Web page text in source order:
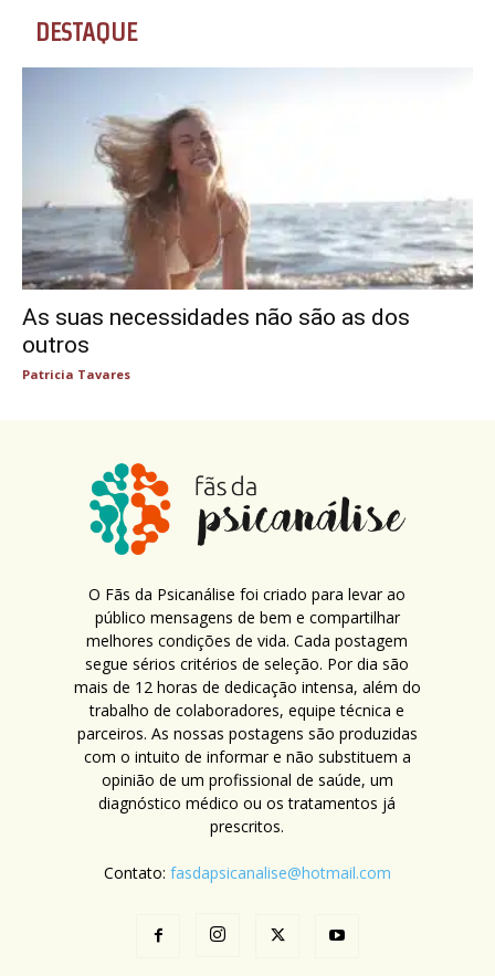
DESTAQUE
As suas necessidades não são as dos
outros
Patricia Tavares
O Fãs da Psicanálise foi criado para levar ao
público mensagens de bem e compartilhar
melhores condições de vida. Cada postagem
segue sérios critérios de seleção. Por dia são
mais de 12 horas de dedicação intensa, além do
trabalho de colaboradores, equipe técnica e
parceiros. As nossas postagens são produzidas
com o intuito de informar e não substituem a
opinião de um profissional de saúde, um
diagnóstico médico ou os tratamentos já
prescritos.
Contato: fasdapsicanalise@hotmail.com